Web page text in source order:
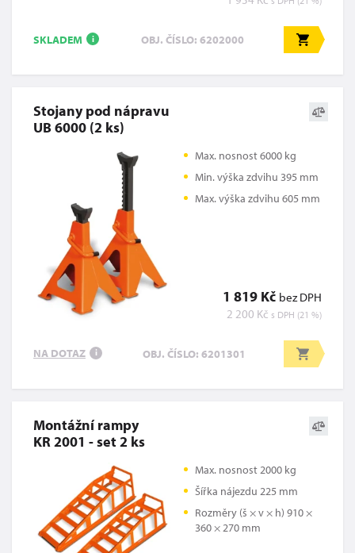
SKLADEM i OBJ. ČÍSLO: 6202000
Stojany pod nápravu
UB 6000 (2 ks)
Max. nosnost 6000 kg
Min. výška zdvihu 395 mm
Max. výška zdvihu 605 mm
1 819 Kč bez DPH
2 200 Kč s DPH (21 %)
NA DOTAZ i OBJ. ČÍSLO: 6201301
Montážní rampy
KR 2001 - set 2 ks
Max. nosnost 2000 kg
Šířka nájezdu 225 mm
Rozměry (š × v × h) 910 ×
360 × 270 mm